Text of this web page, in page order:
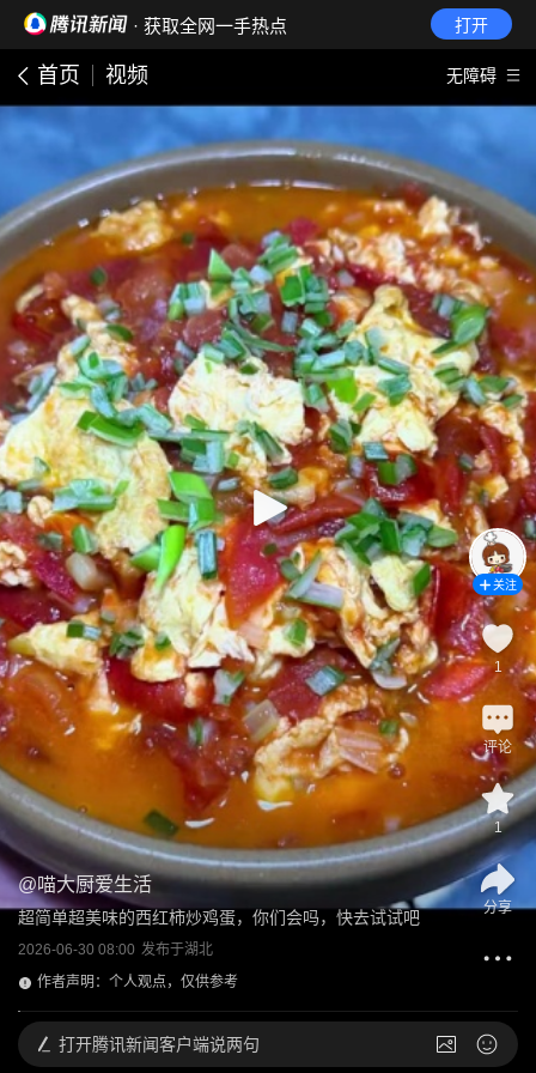
· 获取全网一手热点 打开
首页 视频 无障碍
@喵大厨爱生活
超简单超美味的西红柿炒鸡蛋，你们会吗，快去试试吧
2026-06-30 08:00 发布于湖北
作者声明：个人观点，仅供参考
关注
1
评论
1
分享
打开腾讯新闻客户端说两句